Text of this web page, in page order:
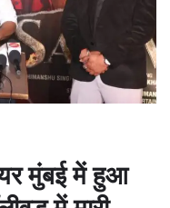
मुंबई में हुआ